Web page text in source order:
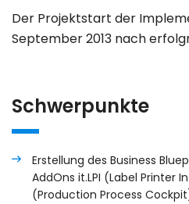
Der Projektstart der
September 2013 nach
Schwerpunkte
Erstellung des Business
AddOns it.LPI (Label Printer
(Production Process